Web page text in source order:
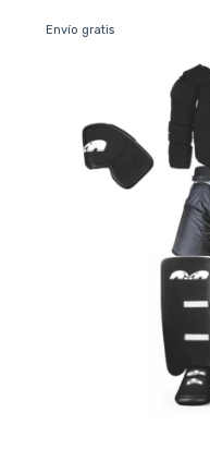
Envío gratis